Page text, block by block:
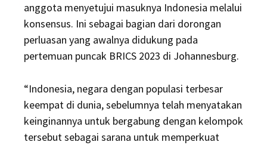
anggota menyetujui masuknya Indonesia melalui
konsensus. Ini sebagai bagian dari dorongan
perluasan yang awalnya didukung pada
pertemuan puncak BRICS 2023 di Johannesburg.
“Indonesia, negara dengan populasi terbesar
keempat di dunia, sebelumnya telah menyatakan
keinginannya untuk bergabung dengan kelompok
tersebut sebagai sarana untuk memperkuat